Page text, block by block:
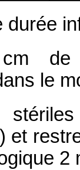
durée
de
le
et